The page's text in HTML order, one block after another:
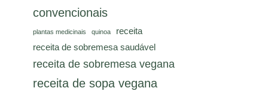
convencionais
plantas medicinais quinoa
receita
receita de sobremesa saudável
receita de sobremesa vegana
receita de sopa vegana